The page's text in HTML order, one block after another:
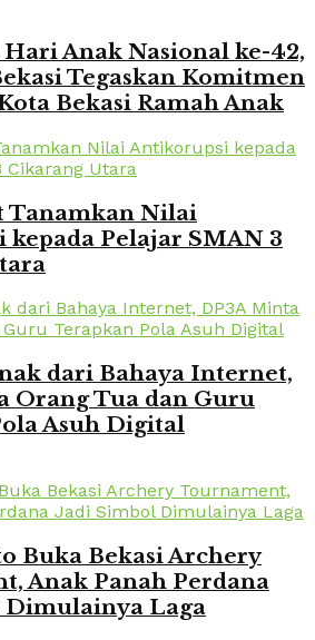
Anak Nasional ke-42,
Tegaskan Komitmen
Bekasi Ramah Anak
Tanamkan Nilai
Pelajar SMAN 3
dari Bahaya Internet,
Orang Tua dan Guru
Asuh Digital
Buka Bekasi Archery
Anak Panah Perdana
Dimulainya Laga